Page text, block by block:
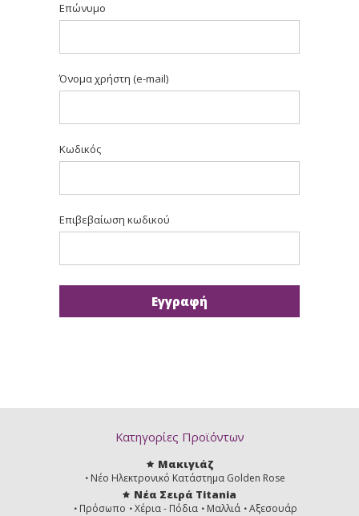
Επώνυμο
Όνομα χρήστη (e-mail)
Κωδικός
Επιβεβαίωση κωδικού
Κατηγορίες Προϊόντων
Μακιγιάζ
Νέο Ηλεκτρονικό Κατάστημα Golden Rose
Νέα Σειρά Titania
Πρόσωπο Χέρια - Πόδια Μαλλιά Αξεσουάρ